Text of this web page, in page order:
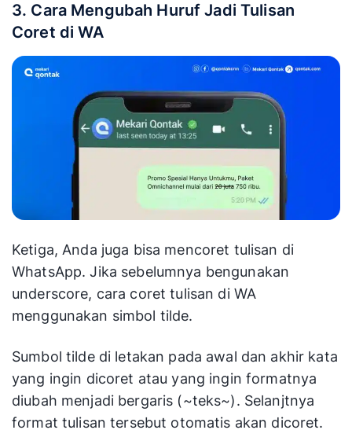
3. Cara Mengubah Huruf Jadi Tulisan
Coret di WA
Ketiga, Anda juga bisa mencoret tulisan di
WhatsApp. Jika sebelumnya bengunakan
underscore, cara coret tulisan di WA
menggunakan simbol tilde.
Sumbol tilde di letakan pada awal dan akhir kata
yang ingin dicoret atau yang ingin formatnya
diubah menjadi bergaris (~teks~). Selanjtnya
format tulisan tersebut otomatis akan dicoret.